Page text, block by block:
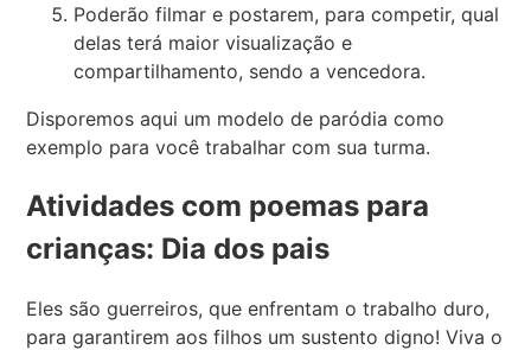
Poderão filmar e postarem, para competir, qual
delas terá maior visualização e
compartilhamento, sendo a vencedora.
Disporemos aqui um modelo de paródia como
exemplo para você trabalhar com sua turma.
Atividades com poemas para
crianças: Dia dos pais
Eles são guerreiros, que enfrentam o trabalho duro,
para garantirem aos filhos um sustento digno! Viva o